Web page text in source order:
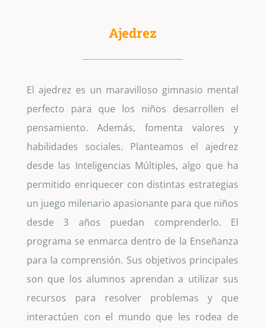
Ajedrez
El ajedrez es un maravilloso gimnasio mental
perfecto para que los niños desarrollen el
pensamiento. Además, fomenta valores y
habilidades sociales. Planteamos el ajedrez
desde las Inteligencias Múltiples, algo que ha
permitido enriquecer con distintas estrategias
un juego milenario apasionante para que niños
desde 3 años puedan comprenderlo. El
programa se enmarca dentro de la Enseñanza
para la comprensión. Sus objetivos principales
son que los alumnos aprendan a utilizar sus
recursos para resolver problemas y que
interactúen con el mundo que les rodea de